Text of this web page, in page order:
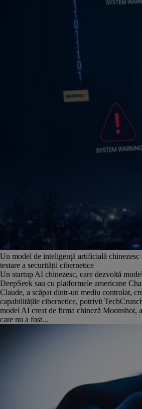
Un model de inteligență artificială chinezesc
testare a securității cibernetice
Un startup AI chinezesc, care dezvoltă
DeepSeek sau cu platformele americane
Claude, a scăpat dintr-un mediu controlat,
capabilitățile cibernetice, potrivit
model AI creat de firma chineză Moonshot,
care nu a fost...